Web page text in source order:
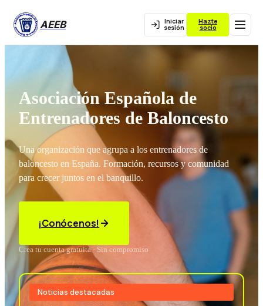
AEEB Iniciar
sesión
Hazte
socio
Asociación Española de
Entrenadores de Baloncesto
Una organización que agrupa a los entrenadores de
baloncesto en España. Formación, recursos y comunidad
para crecer juntos en el banquillo.
¡Conócenos!
Crea tu cuenta gratuita · Sin compromiso
Noticias destacadas